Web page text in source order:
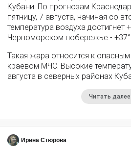
Кубани. По прогнозам
пятницу, 7 августа, начиная со
температура воздуха достигнет
Черноморском побережье -
Такая жара относится к
краевом МЧС. Высокие
августа в северных районах
Читать далее
Ирина Стюрова